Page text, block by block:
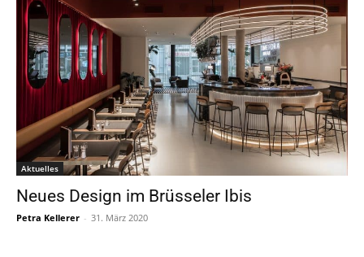
Aktuelles
Neues Design im Brüsseler Ibis
Petra Kellerer - 31. März 2020